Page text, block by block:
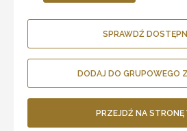
SPRAWDŹ
DODAJ DO GRUPOWEGO
PRZEJDŹ NA